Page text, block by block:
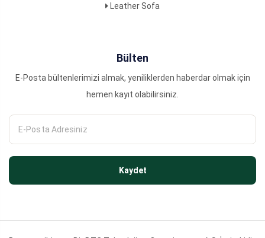
Leather Sofa
Bülten
E-Posta bültenlerimizi almak, yeniliklerden haberdar olmak için
hemen kayıt olabilirsiniz.
Kaydet